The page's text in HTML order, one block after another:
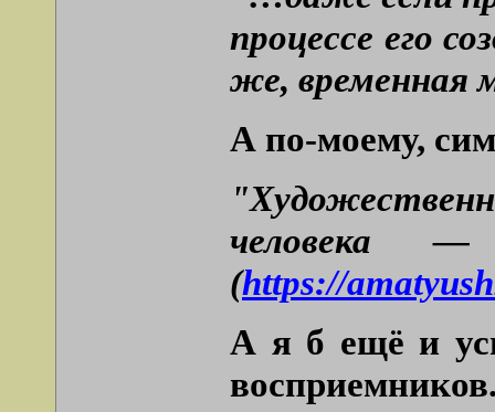
процессе его
же, временная
А по-моему,
человека —
(https://
А я б ещё и